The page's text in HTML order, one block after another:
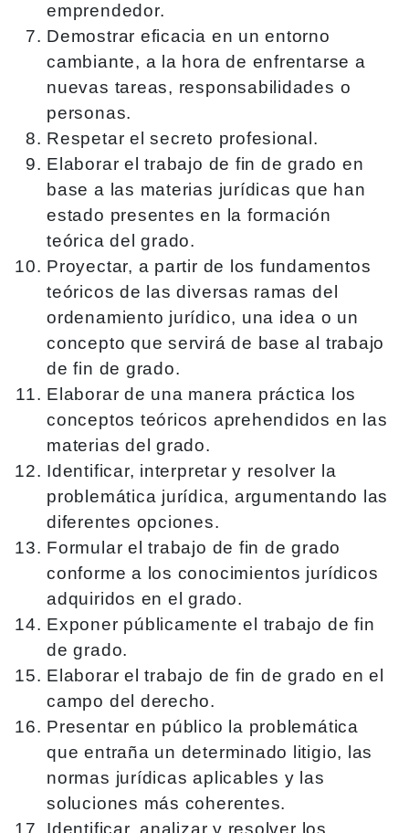
emprendedor.
Demostrar eficacia en un entorno
cambiante, a la hora de enfrentarse a
nuevas tareas, responsabilidades o
personas.
Respetar el secreto profesional.
Elaborar el trabajo de fin de grado en
base a las materias jurídicas que han
estado presentes en la formación
teórica del grado.
Proyectar, a partir de los fundamentos
teóricos de las diversas ramas del
ordenamiento jurídico, una idea o un
concepto que servirá de base al trabajo
de fin de grado.
Elaborar de una manera práctica los
conceptos teóricos aprehendidos en las
materias del grado.
Identificar, interpretar y resolver la
problemática jurídica, argumentando las
diferentes opciones.
Formular el trabajo de fin de grado
conforme a los conocimientos jurídicos
adquiridos en el grado.
Exponer públicamente el trabajo de fin
de grado.
Elaborar el trabajo de fin de grado en el
campo del derecho.
Presentar en público la problemática
que entraña un determinado litigio, las
normas jurídicas aplicables y las
soluciones más coherentes.
Identificar, analizar y resolver los